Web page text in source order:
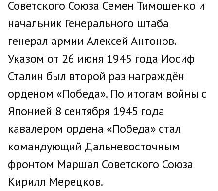
Советского Союза Семен Тимошенко и
начальник Генерального штаба
генерал армии Алексей Антонов.
Указом от 26 июня 1945 года Иосиф
Сталин был второй раз награждён
орденом «Победа». По итогам войны с
Японией 8 сентября 1945 года
кавалером ордена «Победа» стал
командующий Дальневосточным
фронтом Маршал Советского Союза
Кирилл Мерецков.